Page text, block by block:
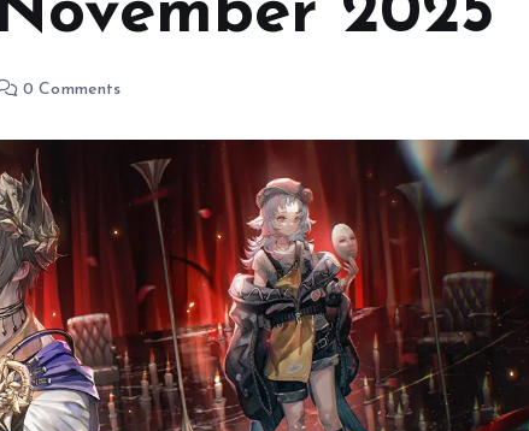
2025
0 Comments